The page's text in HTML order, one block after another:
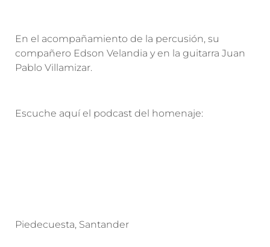
En el acompañamiento de la percusión, su
compañero Edson Velandia y en la guitarra Juan
Pablo Villamizar.
Escuche aquí el podcast del homenaje:
Piedecuesta, Santander